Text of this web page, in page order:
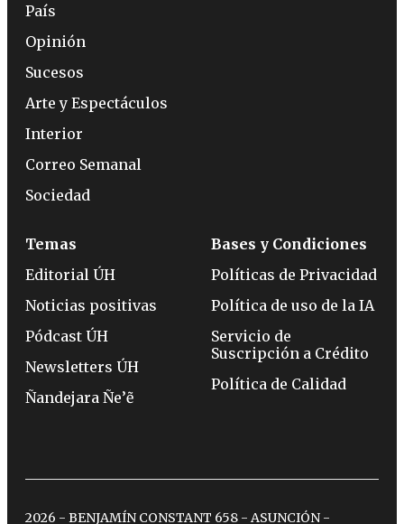
País
Opinión
Sucesos
Arte y Espectáculos
Interior
Correo Semanal
Sociedad
Temas
Editorial ÚH
Noticias positivas
Pódcast ÚH
Newsletters ÚH
Ñandejara Ñe’ẽ
Bases y Condiciones
Políticas de Privacidad
Política de uso de la IA
Servicio de
Suscripción a Crédito
Política de Calidad
2026 - BENJAMÍN CONSTANT 658 - ASUNCIÓN -